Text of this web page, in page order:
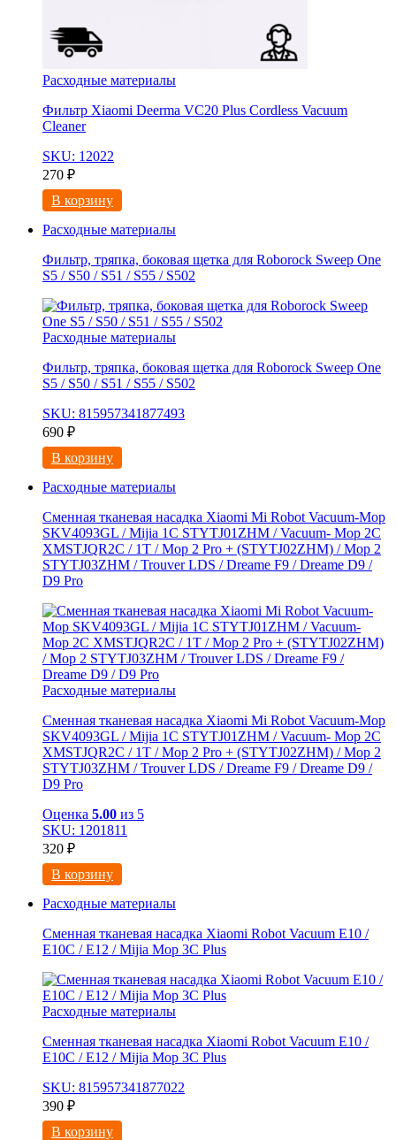
Расходные материалы
Фильтр Xiaomi Deerma VC20 Plus Cordless Vacuum
Cleaner
SKU: 12022
270 ₽
В корзину
Расходные материалы
Фильтр, тряпка, боковая щетка для Roborock Sweep One
S5 / S50 / S51 / S55 / S502
Расходные материалы
Фильтр, тряпка, боковая щетка для Roborock Sweep One
S5 / S50 / S51 / S55 / S502
SKU: 815957341877493
690 ₽
В корзину
Расходные материалы
Сменная тканевая насадка Xiaomi Mi Robot Vacuum-Mop
SKV4093GL / Mijia 1C STYTJ01ZHM / Vacuum- Mop 2C
XMSTJQR2C / 1T / Mop 2 Pro + (STYTJ02ZHM) / Mop 2
STYTJ03ZHM / Trouver LDS / Dreame F9 / Dreame D9 /
D9 Pro
Расходные материалы
Сменная тканевая насадка Xiaomi Mi Robot Vacuum-Mop
SKV4093GL / Mijia 1C STYTJ01ZHM / Vacuum- Mop 2C
XMSTJQR2C / 1T / Mop 2 Pro + (STYTJ02ZHM) / Mop 2
STYTJ03ZHM / Trouver LDS / Dreame F9 / Dreame D9 /
D9 Pro
Оценка 5.00 из 5
SKU: 1201811
320 ₽
В корзину
Расходные материалы
Сменная тканевая насадка Xiaomi Robot Vacuum E10 /
E10C / E12 / Mijia Mop 3С Рlus
Расходные материалы
Сменная тканевая насадка Xiaomi Robot Vacuum E10 /
E10C / E12 / Mijia Mop 3С Рlus
SKU: 815957341877022
390 ₽
В корзину